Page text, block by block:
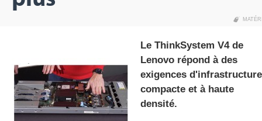
gratuite
Le ThinkSystem V4 de
Lenovo répond à des
exigences d'infrastructure
compacte et à haute
densité.